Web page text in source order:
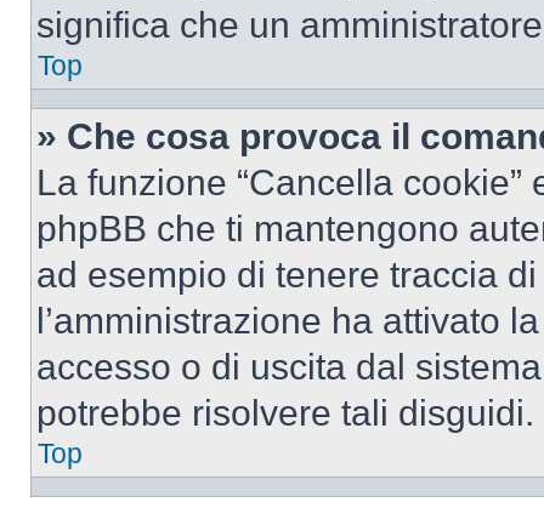
significa che un
Top
» Che cosa provoca il
La funzione “Cancella
phpBB che ti mantengono
ad esempio di tenere traccia
l’amministrazione ha attivato
accesso o di uscita dal
potrebbe risolvere tali disguidi.
Top